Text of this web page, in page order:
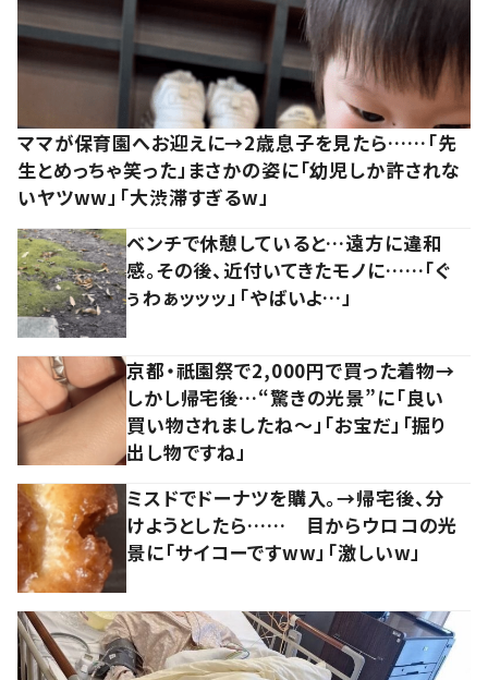
ママが保育園へお迎えに→2歳息子を見たら……「先
生とめっちゃ笑った」まさかの姿に「幼児しか許されな
いヤツww」「大渋滞すぎるw」
ベンチで休憩していると…遠方に違和
感。その後、近付いてきたモノに……「ぐ
ぅわぁッッッ」「やばいよ…」
京都・祇園祭で2,000円で買った着物→
しかし帰宅後…“驚きの光景”に「良い
買い物されましたね～」「お宝だ」「掘り
出し物ですね」
ミスドでドーナツを購入。→帰宅後、分
けようとしたら…… 目からウロコの光
景に「サイコーですww」「激しいw」